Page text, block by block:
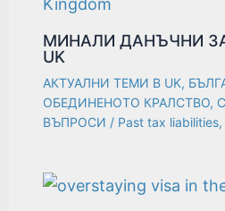
МИНАЛИ ДАНЪЧНИ
UK
АКТУАЛНИ ТЕМИ В UK,
ОБЕДИНЕНОТО КРАЛСТВО,
ВЪПРОСИ / Past tax liabilities,